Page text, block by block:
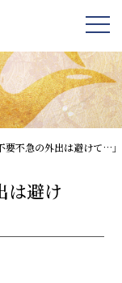
要不急の外出は避けて…」
は避け